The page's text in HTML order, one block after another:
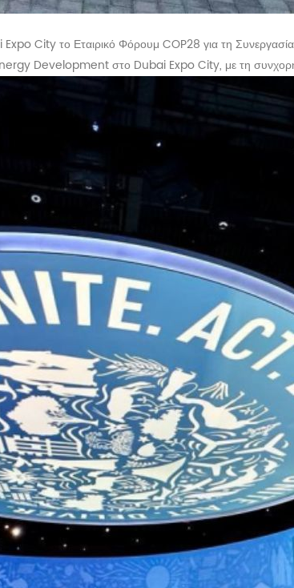
City το Εταιρικό Φόρουμ COP28 για τη
Development στο Dubai Expo City, με τη